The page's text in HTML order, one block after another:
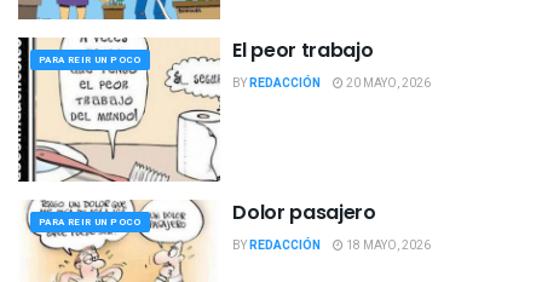
PARA REIR UN POCO El peor trabajo
BYREDACCIÓN 20 MAYO, 2026
PARA REIR UN POCO Dolor pasajero
BYREDACCIÓN 18 MAYO, 2026